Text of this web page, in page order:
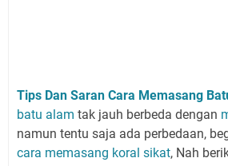
Tips Dan Saran Cara Memasang
batu alam tak jauh berbeda dengan
namun tentu saja ada perbedaan,
cara memasang koral sikat, Nah